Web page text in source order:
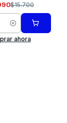
$15.700
ahora